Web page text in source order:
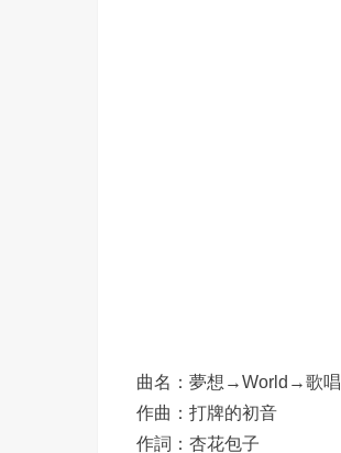
曲名：夢想→World→歌唱
作曲：打牌的初音
作詞：杏花包子